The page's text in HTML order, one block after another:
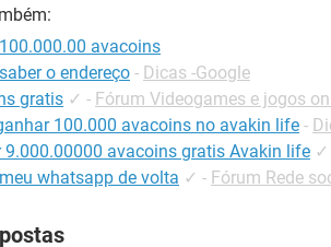
avacoins
o endereço - Dicas -Google
gratis ✓ - Fórum Videogames e jogos
100.000 avacoins no avakin life -
9.000.00000 avacoins gratis Avakin life ✓
whatsapp de volta ✓ - Fórum Rede